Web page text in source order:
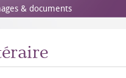
& documents